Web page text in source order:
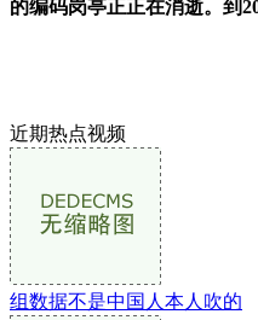
的编码岗亭正正在消逝。到
近期热点视频
组数据不是中国人本人吹的